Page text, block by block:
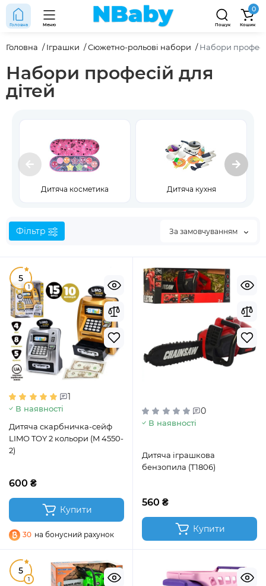
Головна Меню Пошук
0
Кошик
Головна Іграшки Сюжетно-рольові набори Набори
Набори професій для
дітей
Дитяча косметика Дитяча кухня
Фільтр За замовчуванням
5
1
1
В наявності
Дитяча скарбничка-сейф
LIMO TOY 2 кольори (M 4550-
2)
600 ₴
Купити
30 на бонусний рахунок
0
В наявності
Дитяча іграшкова
бензопила (T1806)
560 ₴
Купити
5
1